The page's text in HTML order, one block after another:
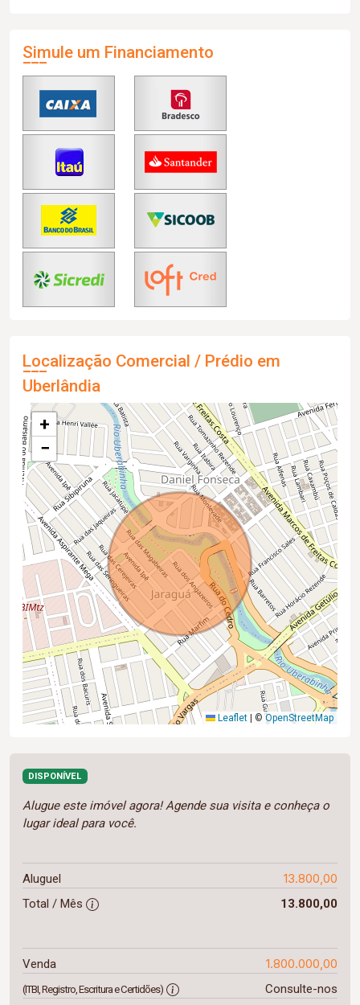
Simule um Financiamento
Localização Comercial / Prédio em
Uberlândia
+
−
Leaflet ©OpenStreetMap
DISPONÍVEL
Alugue este imóvel agora! Agende sua visita e conheça o
lugar ideal para você.
Aluguel 13.800,00
Total / Mês 13.800,00
Venda 1.800.000,00
(ITBI, Registro, Escritura e Certidões) Consulte-nos